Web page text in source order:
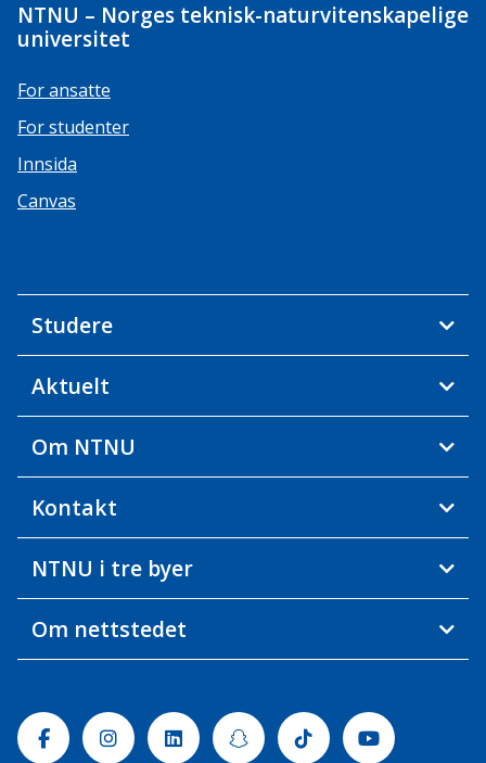
NTNU – Norges teknisk-naturvitenskapelige
universitet
For ansatte
For studenter
Innsida
Canvas
Studere
Aktuelt
Om NTNU
Kontakt
NTNU i tre byer
Om nettstedet
FacebookInstagramLinkedinSnapchatTiktok Youtube